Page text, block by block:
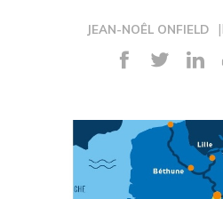
JEAN-NOÊL ONFIELD